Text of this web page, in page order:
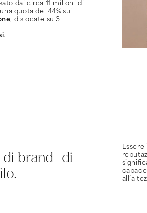
dai circa 11 milioni di
quota del 44% sui
, dislocate su 3
.
di brand di